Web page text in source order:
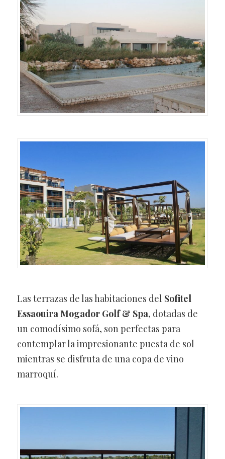
Las terrazas de las habitaciones del Sofitel
Essaouira Mogador Golf & Spa, dotadas de
un comodísimo sofá, son perfectas para
contemplar la impresionante puesta de sol
mientras se disfruta de una copa de vino
marroquí.